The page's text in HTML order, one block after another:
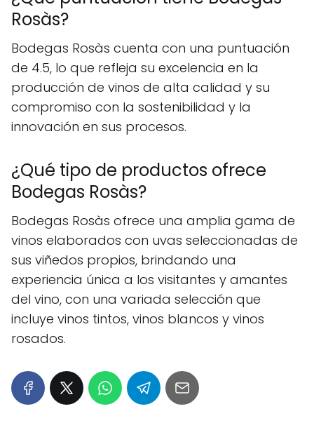
Rosàs?
Bodegas Rosàs cuenta con una puntuación
de 4.5, lo que refleja su excelencia en la
producción de vinos de alta calidad y su
compromiso con la sostenibilidad y la
innovación en sus procesos.
¿Qué tipo de productos ofrece
Bodegas Rosàs?
Bodegas Rosàs ofrece una amplia gama de
vinos elaborados con uvas seleccionadas de
sus viñedos propios, brindando una
experiencia única a los visitantes y amantes
del vino, con una variada selección que
incluye vinos tintos, vinos blancos y vinos
rosados.